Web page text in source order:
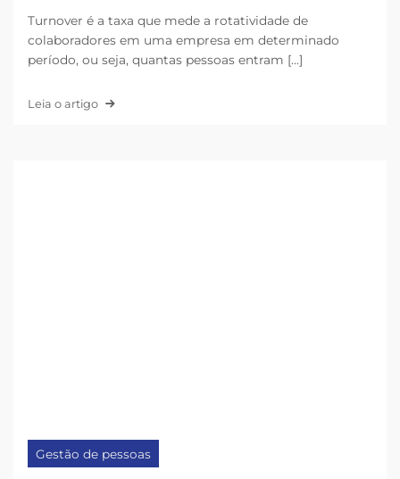
Turnover é a taxa que mede a rotatividade de
colaboradores em uma empresa em determinado
período, ou seja, quantas pessoas entram [...]
Leia o artigo
Gestão de pessoas